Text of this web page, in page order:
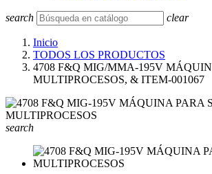
search clear
Inicio
TODOS LOS PRODUCTOS
4708 F&Q MIG/MMA-195V
MULTIPROCESOS, & ITEM-001067
search